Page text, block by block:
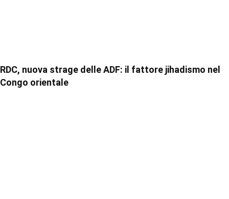
RDC, nuova strage delle ADF: il fattore jihadismo nel
Congo orientale